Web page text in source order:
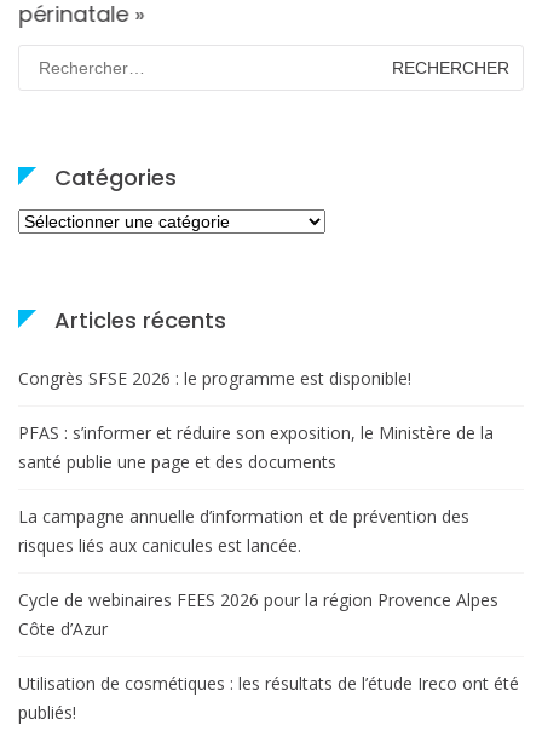
périnatale »
Rechercher :
Catégories
Catégories
Articles récents
Congrès SFSE 2026 : le programme est disponible!
PFAS : s’informer et réduire son exposition, le Ministère de la
santé publie une page et des documents
La campagne annuelle d’information et de prévention des
risques liés aux canicules est lancée.
Cycle de webinaires FEES 2026 pour la région Provence Alpes
Côte d’Azur
Utilisation de cosmétiques : les résultats de l’étude Ireco ont été
publiés!